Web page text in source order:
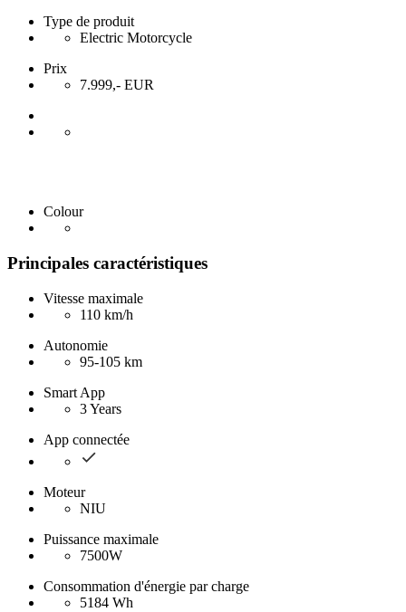
Type de produit
Electric Motorcycle
Prix
7.999,- EUR
Colour
Principales caractéristiques
Vitesse maximale
110 km/h
Autonomie
95-105 km
Smart App
3 Years
App connectée
Moteur
NIU
Puissance maximale
7500W
Consommation d'énergie par charge
5184 Wh